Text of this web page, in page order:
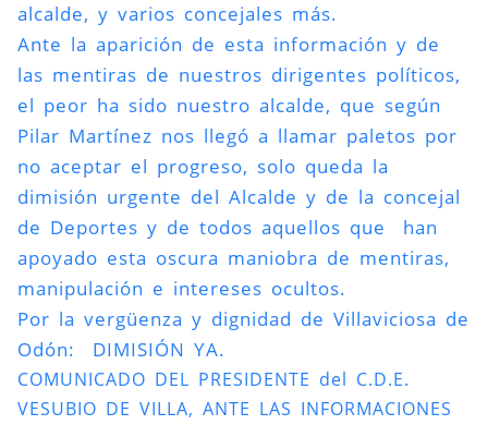
alcalde, y varios concejales más.
Ante la aparición de esta información y de
las mentiras de nuestros dirigentes políticos,
el peor ha sido nuestro alcalde, que según
Pilar Martínez nos llegó a llamar paletos por
no aceptar el progreso, solo queda la
dimisión urgente del Alcalde y de la concejal
de Deportes y de todos aquellos que han
apoyado esta oscura maniobra de mentiras,
manipulación e intereses ocultos.
Por la vergüenza y dignidad de Villaviciosa de
Odón: DIMISIÓN YA.
COMUNICADO DEL PRESIDENTE del C.D.E.
VESUBIO DE VILLA, ANTE LAS INFORMACIONES